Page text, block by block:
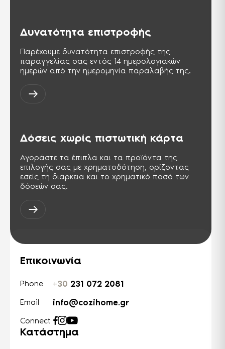
Δυνατότητα επιστροφής
Παρέχουμε δυνατότητα επιστροφής της
παραγγελίας σας εντός 14 ημερολογιακών
ημερών από την ημερομηνία παραλαβής της.
Δόσεις χωρίς πιστωτική κάρτα
Αγοράστε τα έπιπλα και τα προϊόντα της
επιλογής σας με χρηματοδότηση, ορίζοντας
εσείς τη διάρκεια και το χρηματικό ποσό των
δόσεών σας.
Επικοινωνία
Phone +30 231 072 2081
Email info@cozihome.gr
Connect
Κατάστημα